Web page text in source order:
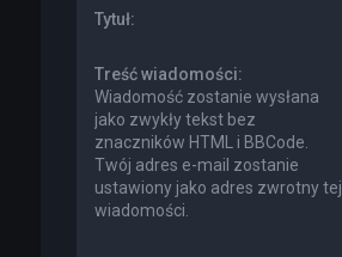
Tytuł:
Treść wiadomości:
Wiadomość zostanie wysłana
jako zwykły tekst bez
znaczników HTML i BBCode.
Twój adres e-mail zostanie
ustawiony jako adres zwrotny tej
wiadomości.